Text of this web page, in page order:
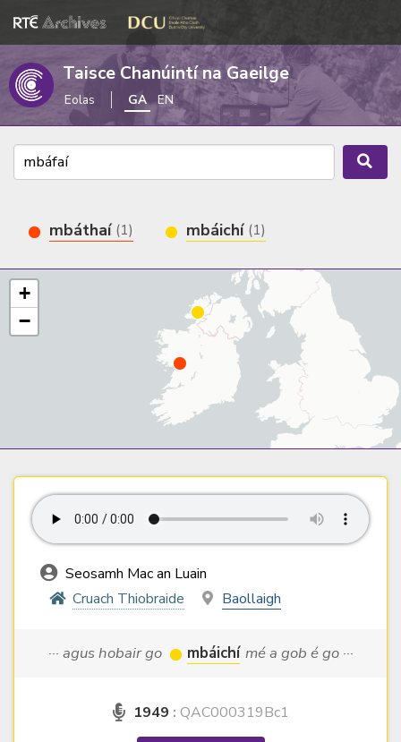
Taisce Chanúintí na Gaeilge
Eolas GA EN
mbáthaí (1) mbáichí (1)
+
−
Seosamh Mac an Luain
Cruach Thiobraide
Baollaigh
··· agus hobair go mbáichí mé a gob é go ···
1949 : QAC000319Bc1